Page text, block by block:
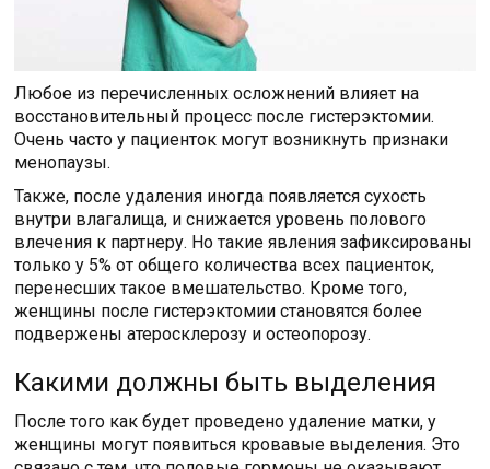
Любое из перечисленных осложнений влияет на
восстановительный процесс после гистерэктомии.
Очень часто у пациенток могут возникнуть признаки
менопаузы.
Также, после удаления иногда появляется сухость
внутри влагалища, и снижается уровень полового
влечения к партнеру. Но такие явления зафиксированы
только у 5% от общего количества всех пациенток,
перенесших такое вмешательство. Кроме того,
женщины после гистерэктомии становятся более
подвержены атеросклерозу и остеопорозу.
Какими должны быть выделения
После того как будет проведено удаление матки, у
женщины могут появиться кровавые выделения. Это